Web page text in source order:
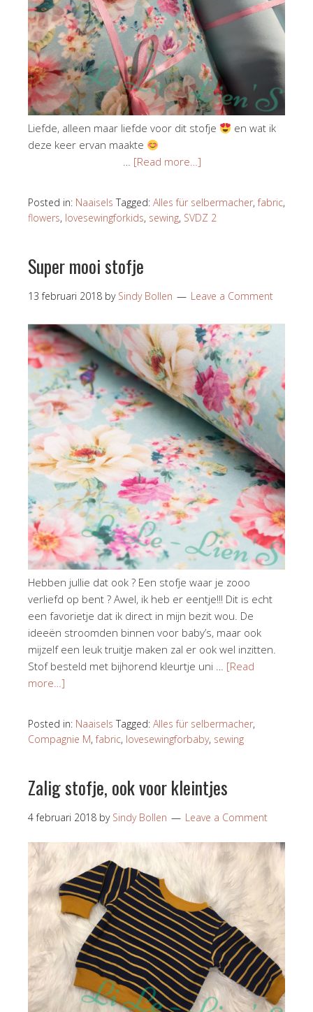
Liefde, alleen maar liefde voor dit stofje
en wat ik
deze keer ervan maakte
… [Read more…]
Posted in: Naaisels Tagged: Alles für selbermacher,fabric,
flowers, lovesewingforkids, sewing, SVDZ 2
Super mooi stofje
13 februari 2018 by Sindy Bollen Leave a Comment
Hebben jullie dat ook ? Een stofje waar je zooo
verliefd op bent ? Awel, ik heb er eentje!!! Dit is echt
een favorietje dat ik direct in mijn bezit wou. De
ideeën stroomden binnen voor baby’s, maar ook
mijzelf een leuk truitje maken zal er ook wel inzitten.
Stof besteld met bijhorend kleurtje uni … [Read
more…]
Posted in: Naaisels Tagged: Alles für selbermacher,
Compagnie M,fabric, lovesewingforbaby, sewing
Zalig stofje, ook voor kleintjes
4 februari 2018 by Sindy Bollen Leave a Comment